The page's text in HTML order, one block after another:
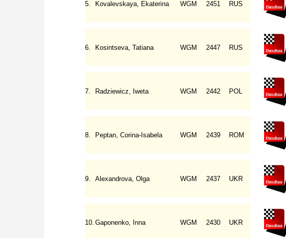
5. Kovalevskaya, Ekaterina WGM 2451 RUS
6. Kosintseva, Tatiana WGM 2447 RUS
7. Radziewicz, Iweta WGM 2442 POL
8. Peptan, Corina-Isabela WGM 2439 ROM
9. Alexandrova, Olga WGM 2437 UKR
10. Gaponenko, Inna WGM 2430 UKR